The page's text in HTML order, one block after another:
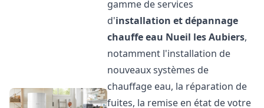
gamme de services
d'installation et dépannage
chauffe eau Nueil les Aubiers,
notamment l'installation de
nouveaux systèmes de
chauffage eau, la réparation de
fuites, la remise en état de votre